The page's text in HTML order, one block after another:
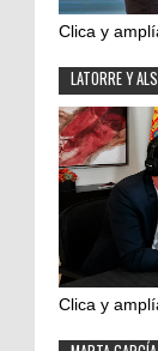
Clica y
LATORRE Y
Clica y